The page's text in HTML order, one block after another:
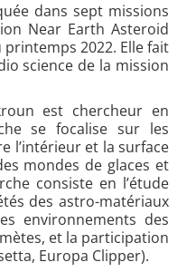
dans sept missions
Near Earth Asteroid
2022. Elle fait
science de la mission
est chercheur en
se focalise sur les
l’intérieur et la surface
mondes de glaces et
consiste en l’étude
des astro-matériaux
environnements des
et la participation
Europa Clipper).